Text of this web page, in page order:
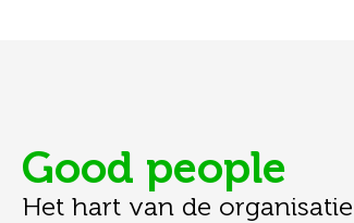
Good people
Het hart van de organisatie